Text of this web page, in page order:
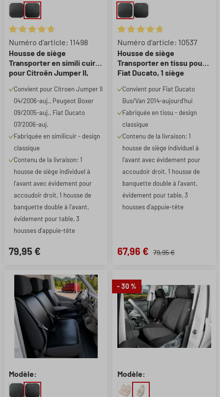
Note moyenne de 4.67 sur 5 étoiles
Numéro d'article: 11498
Housse de siège
Transporter en simili cuir
pour Citroën Jumper II,
Ducato, 1 siège individuel à
l'avant (évidement
accoudoir droit) &
banquette double
Convient pour Citroen Jumper II
04/2006-auj., Peugeot Boxer
09/2005-auj., Fiat Ducato
07/2006-auj.
Fabriquée en similicuir - design
classique
Contenu de la livraison: 1
housse de siège individuel à
l'avant avec évidement pour
accoudoir droit, 1 housse de
banquette double à l'avant,
évidement pour table, 3
housses d'appuie-tête
79,95 €
Note moyenne de 4.82 sur 5
Numéro d'article: 10537
Housse de siège
Transporter en tissu pour
Fiat Ducato, 1 siège
(évidement accoudoir
droit) & banquette double
Convient pour Fiat Ducato
Bus/Van 2014-aujourd'hui
Fabriquée en tissu - design
classique
Contenu de la livraison: 1
housse de siège individuel à
l'avant avec évidement pour
accoudoir droit, 1 housse de
banquette double à l'avant,
évidement pour table, 3
housses d'appuie-tête
67,96 € 79,95 €
Modèle:
- 30 %
Modèle: